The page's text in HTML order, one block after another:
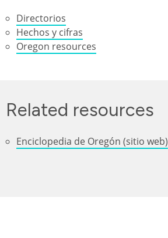
Directorios
Hechos y cifras
Oregon resources
Related resources
Enciclopedia de Oregón (sitio web)